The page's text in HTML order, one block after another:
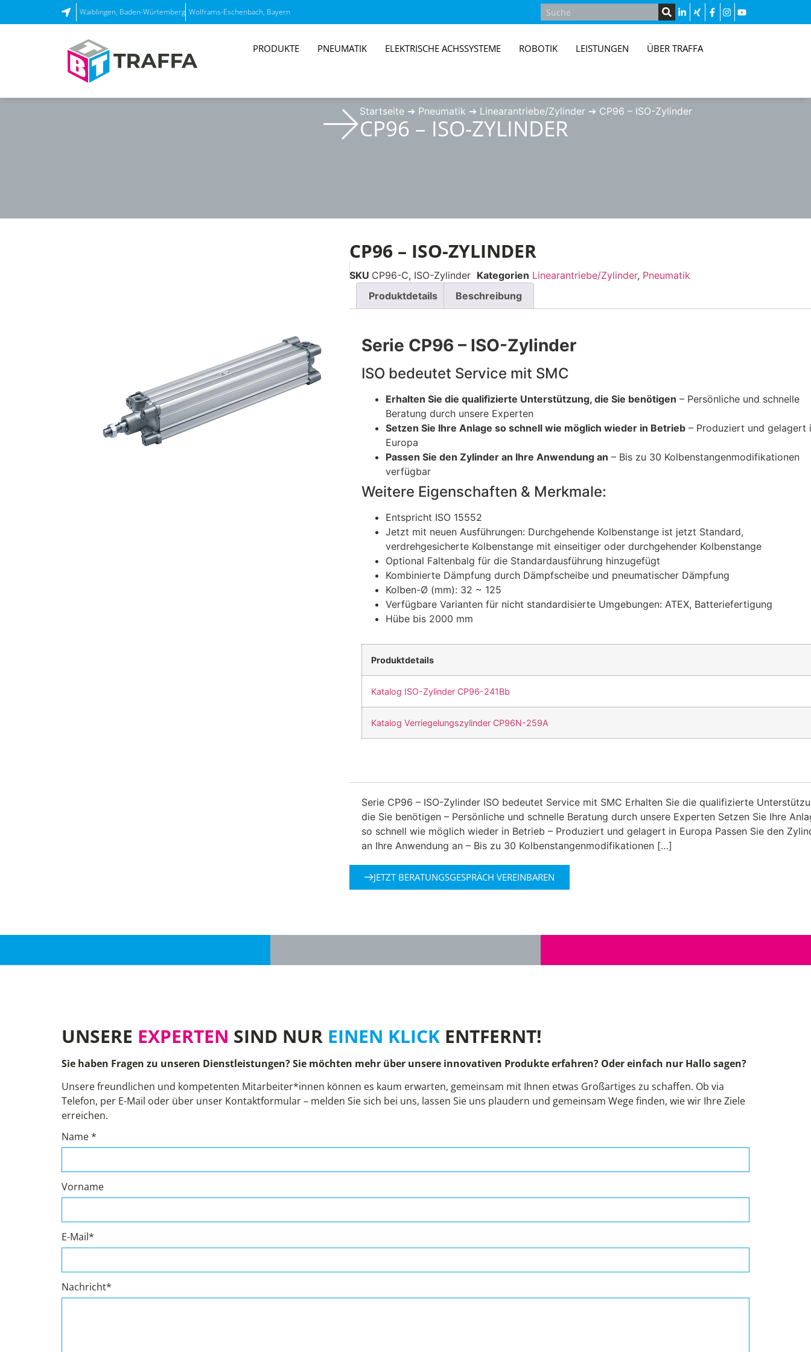
Waiblingen, Baden-Würtemberg Wolframs-Eschenbach, Bayern
PRODUKTE PNEUMATIK ELEKTRISCHE ACHSSYSTEME ROBOTIK LEISTUNGEN ÜBER TRAFFA
Startseite➔ Pneumatik ➔ Linearantriebe/Zylinder➔ CP96 – ISO-Zylinder
CP96 – ISO-ZYLINDER
CP96 – ISO-ZYLINDER
SKU CP96-C, ISO-Zylinder Kategorien Linearantriebe/Zylinder, Pneumatik
Produktdetails
Beschreibung
Serie CP96 – ISO-Zylinder
ISO bedeutet Service mit SMC
Erhalten Sie die qualifizierte Unterstützung, die Sie benötigen – Persönliche und schnelle
Beratung durch unsere Experten
Setzen Sie Ihre Anlage so schnell wie möglich wieder in Betrieb – Produziert und gelagert
Europa
Passen Sie den Zylinder an Ihre Anwendung an – Bis zu 30 Kolbenstangenmodifikationen
verfügbar
Weitere Eigenschaften & Merkmale:
Entspricht ISO 15552
Jetzt mit neuen Ausführungen: Durchgehende Kolbenstange ist jetzt Standard,
verdrehgesicherte Kolbenstange mit einseitiger oder durchgehender Kolbenstange
Optional Faltenbalg für die Standardausführung hinzugefügt
Kombinierte Dämpfung durch Dämpfscheibe und pneumatischer Dämpfung
Kolben-Ø (mm): 32 ~ 125
Verfügbare Varianten für nicht standardisierte Umgebungen: ATEX, Batteriefertigung
Hübe bis 2000 mm
Produktdetails
Katalog ISO-Zylinder CP96-241Bb
Katalog Verriegelungszylinder CP96N-259A
Serie CP96 – ISO-Zylinder ISO bedeutet Service mit SMC Erhalten Sie die qualifizierte
die Sie benötigen – Persönliche und schnelle Beratung durch unsere Experten Setzen Sie Ihre
so schnell wie möglich wieder in Betrieb – Produziert und gelagert in Europa Passen Sie den
an Ihre Anwendung an – Bis zu 30 Kolbenstangenmodifikationen […]
JETZT BERATUNGSGESPRÄCH VEREINBAREN
UNSERE EXPERTEN SIND NUR EINEN KLICK ENTFERNT!
Sie haben Fragen zu unseren Dienstleistungen? Sie möchten mehr über unsere innovativen Produkte erfahren? Oder einfach nur Hallo sagen?
Unsere freundlichen und kompetenten Mitarbeiter*innen können es kaum erwarten, gemeinsam mit Ihnen etwas Großartiges zu schaffen. Ob via
Telefon, per E-Mail oder über unser Kontaktformular – melden Sie sich bei uns, lassen Sie uns plaudern und gemeinsam Wege finden, wie wir Ihre Ziele
erreichen.
Name *
Vorname
E-Mail*
Nachricht*